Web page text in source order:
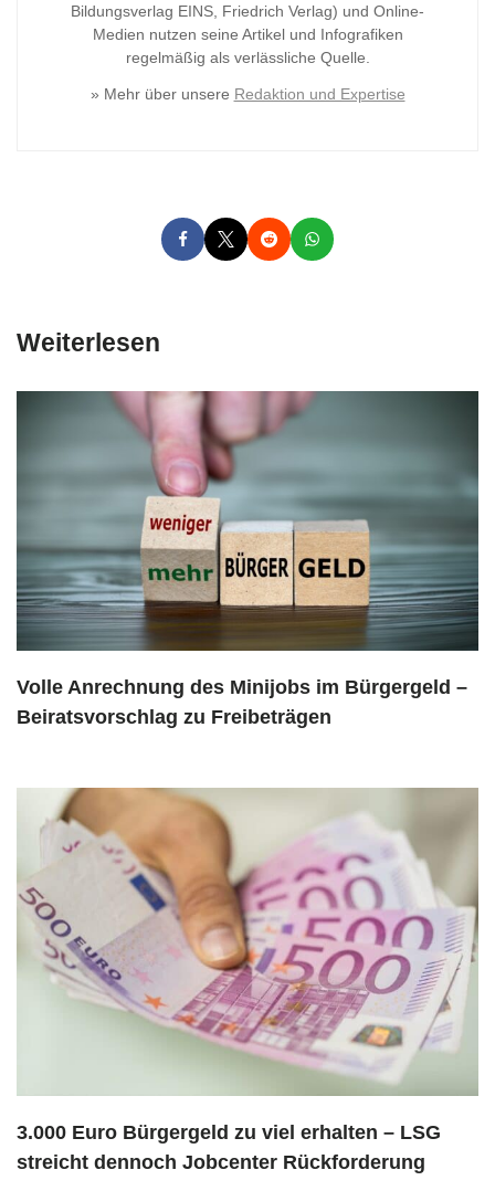
Bildungsverlag EINS, Friedrich Verlag) und Online-
Medien nutzen seine Artikel und Infografiken
regelmäßig als verlässliche Quelle.
» Mehr über unsere Redaktion und Expertise
Weiterlesen
Volle Anrechnung des Minijobs im Bürgergeld –
Beiratsvorschlag zu Freibeträgen
3.000 Euro Bürgergeld zu viel erhalten – LSG
streicht dennoch Jobcenter Rückforderung